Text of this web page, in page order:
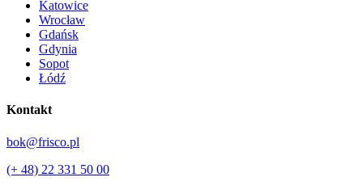
Katowice
Wrocław
Gdańsk
Gdynia
Sopot
Łódź
Kontakt
bok@frisco.pl
(+ 48) 22 331 50 00